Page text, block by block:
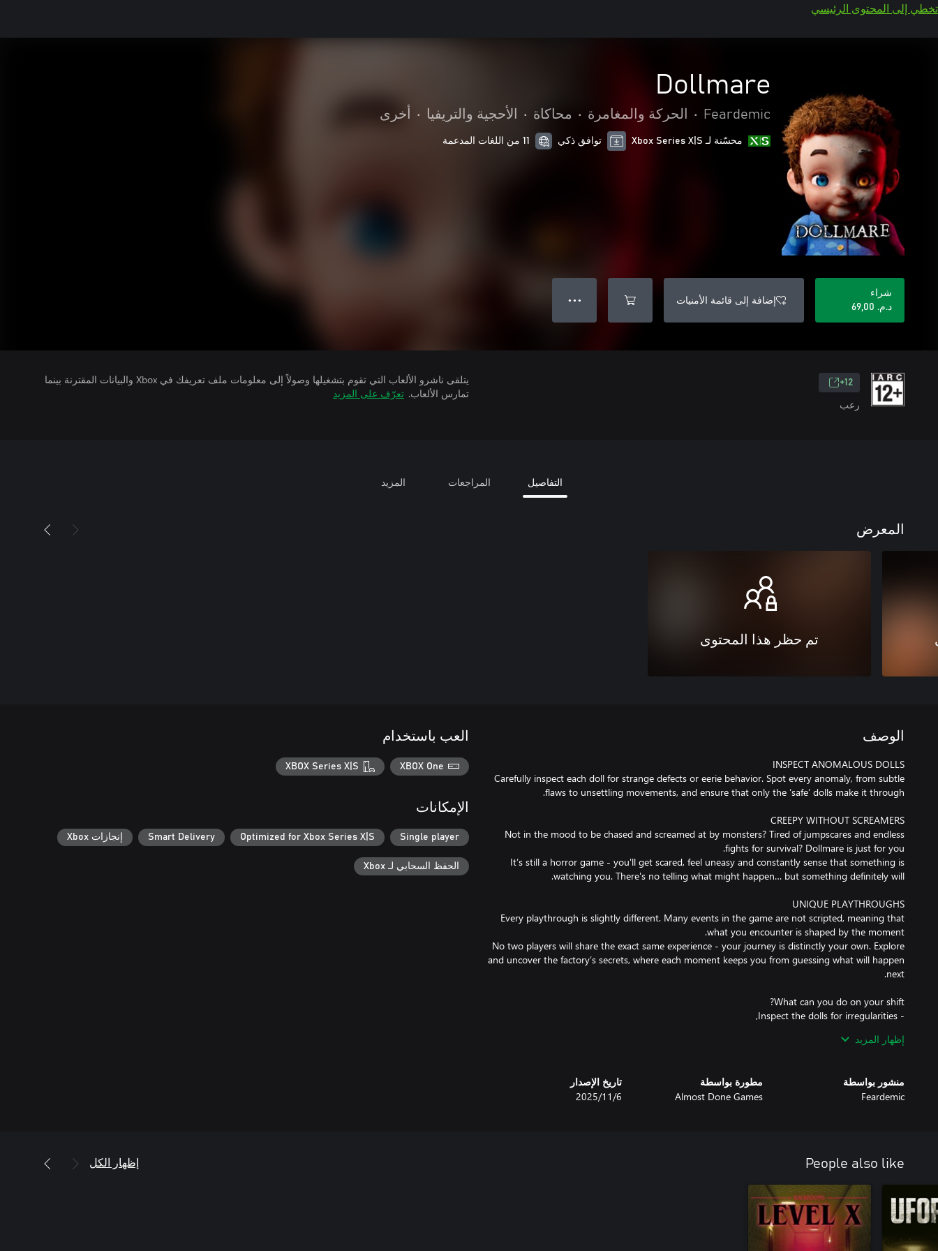
تخطي إلى المحتوى الرئيسي
Dollmare
Feardemic
• الحركة والمغامرة • محاكاة • الأحجية والتريفيا • أخرى
محسّنة لـ Xbox Series X|S توافق ذكي 11 من اللغات المدعمة
شراء
د.م.‏ 69,00
إضافة إلى قائمة الأمنيات ● ● ●
12+
رعب
يتلقى ناشرو الألعاب التي تقوم بتشغيلها وصولاً إلى معلومات ملف تعريفك في Xbox والبيانات المقترنة بينما
تمارس الألعاب. تعرّف على المزيد
التفاصيل المراجعات المزيد
المعرض
تم حظر هذا المحتوى
الوصف
Carefully inspect each doll for strange defects or eerie behavior. Spot every anomaly, from subtle
Not in the mood to be chased and screamed at by monsters? Tired of jumpscares and endless
It’s still a horror game - you'll get scared, feel uneasy and constantly sense that something is
Every playthrough is slightly different. Many events in the game are not scripted, meaning that
No two players will share the exact same experience - your journey is distinctly your own. Explore
and uncover the factory’s secrets, where each moment keeps you from guessing what will happen
- Try not to lose your sanity… and your life.
إظهار المزيد
منشور بواسطة
Feardemic
مطورة بواسطة
Almost Done Games
تاريخ الإصدار
6‏/11‏/2025
العب باستخدام
XBOX One
XBOX Series X|S
الإمكانات
Single player
Optimized for Xbox Series X|S
Smart Delivery إنجازات Xbox
الحفظ السحابي لـ Xbox
People also like إظهار الكل